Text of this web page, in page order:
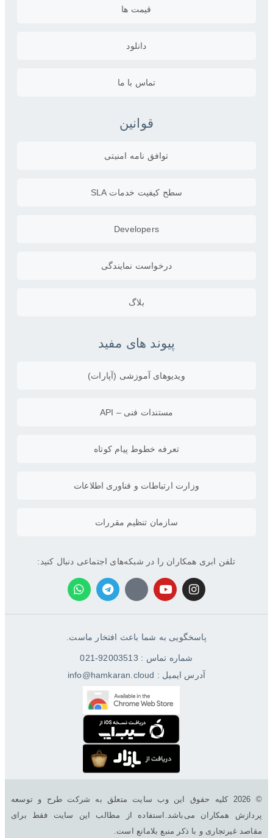
قیمت ها
دانلود
تماس با ما
قوانین
توافق نامه امنیتی
سطح کیفیت خدمات SLA
Developers
درخواست نمایندگی
بلاگ
پیوند های مفید
ویدیو‌های آموزشی (آپارات)
مستندات فنی – API
تعرفه خطوط پیام کوتاه
وزارت ارتباطات و فناوری اطلاعات
سازمان تنظیم مقررات
تلفن ابری همکاران را در شبکه‌های اجتماعی دنبال کنید:
پاسخگویی به شما باعث افتخار ماست.
شماره تماس : 92003513-021
آدرس ایمیل : info@hamkaran.cloud
© 2026 کليه حقوق اين وب سایت متعلق به شرکت طرح و توسعه
پردازش همکاران می‌باشد.استفاده از مطالب این سایت فقط برای
مقاصد غیرتجاری و با ذکر منبع بلامانع است.